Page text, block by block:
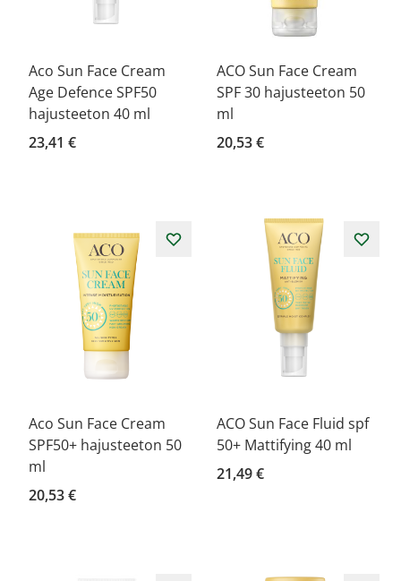
Aco Sun Face Cream
Age Defence SPF50
hajusteeton 40 ml
23,41 €
ACO Sun Face Cream
SPF 30 hajusteeton 50
ml
20,53 €
Aco Sun Face Cream
SPF50+ hajusteeton 50
ml
20,53 €
ACO Sun Face Fluid spf
50+ Mattifying 40 ml
21,49 €